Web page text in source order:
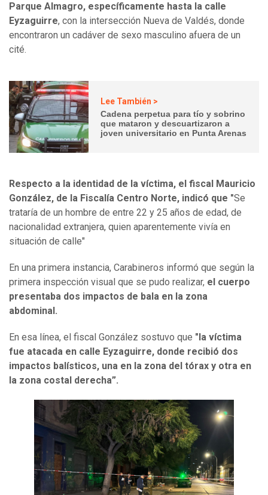
Parque Almagro, específicamente hasta la calle
Eyzaguirre, con la intersección Nueva de Valdés, donde
encontraron un cadáver de sexo masculino afuera de un
cité.
Lee También >
Cadena perpetua para tío y sobrino
que mataron y descuartizaron a
joven universitario en Punta Arenas
Respecto a la identidad de la víctima, el fiscal Mauricio
González, de la Fiscalía Centro Norte, indicó que "Se
trataría de un hombre de entre 22 y 25 años de edad, de
nacionalidad extranjera, quien aparentemente vivía en
situación de calle"
En una primera instancia, Carabineros informó que según la
primera inspección visual que se pudo realizar, el cuerpo
presentaba dos impactos de bala en la zona
abdominal.
En esa línea, el fiscal González sostuvo que "la víctima
fue atacada en calle Eyzaguirre, donde recibió dos
impactos balísticos, una en la zona del tórax y otra en
la zona costal derecha”.